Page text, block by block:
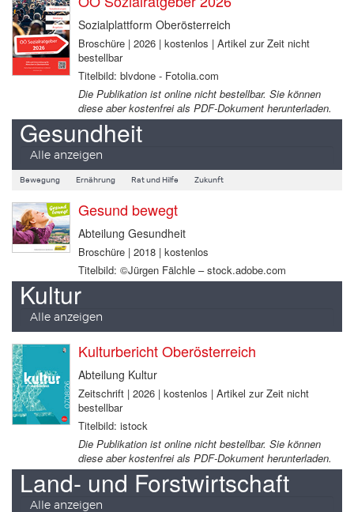
Sozialplattform Oberösterreich
Broschüre | 2026 | kostenlos | Artikel zur Zeit nicht
bestellbar
Titelbild: blvdone - Fotolia.com
Die Publikation ist online nicht bestellbar. Sie können
diese aber kostenfrei als PDF-Dokument herunterladen.
Gesundheit
Alle anzeigen
Bewegung Ernährung Rat und Hilfe Zukunft
Gesund bewegt
Abteilung Gesundheit
Broschüre | 2018 | kostenlos
Titelbild: ©Jürgen Fälchle – stock.adobe.com
Kultur
Alle anzeigen
Kulturbericht Oberösterreich
Abteilung Kultur
Zeitschrift | 2026 | kostenlos | Artikel zur Zeit nicht
bestellbar
Titelbild: istock
Die Publikation ist online nicht bestellbar. Sie können
diese aber kostenfrei als PDF-Dokument herunterladen.
Land- und Forstwirtschaft
Alle anzeigen